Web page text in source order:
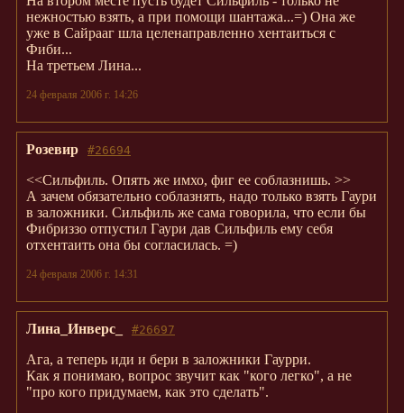
нежностью взять, а при помощи шантажа...=) Она же
уже в Сайрааг шла целенаправленно хентаиться с
Фиби...
На третьем Лина...
24 февраля 2006 г. 14:26
#26694
Розевир
<<Сильфиль. Опять же имхо, фиг ее соблазнишь. >>
А зачем обязательно соблазнять, надо только взять Гаури
в заложники. Сильфиль же сама говорила, что если бы
Фибриззо отпустил Гаури дав Сильфиль ему себя
отхентаить она бы согласилась. =)
24 февраля 2006 г. 14:31
#26697
Лина_Инверс_
Ага, а теперь иди и бери в заложники Гаурри.
Как я понимаю, вопрос звучит как "кого легко", а не
"про кого придумаем, как это сделать".